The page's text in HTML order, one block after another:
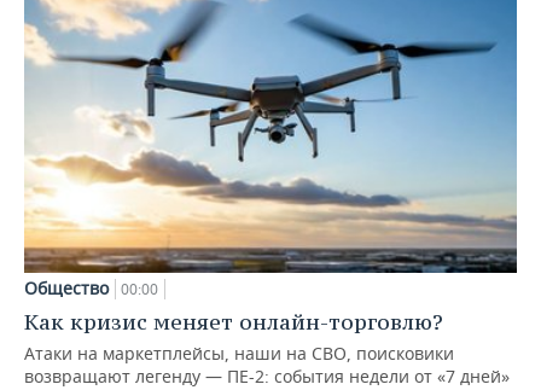
Общество 00:00
Как кризис меняет онлайн-торговлю?
Атаки на маркетплейсы, наши на СВО, поисковики
возвращают легенду — ПЕ-2: события недели от «7 дней»